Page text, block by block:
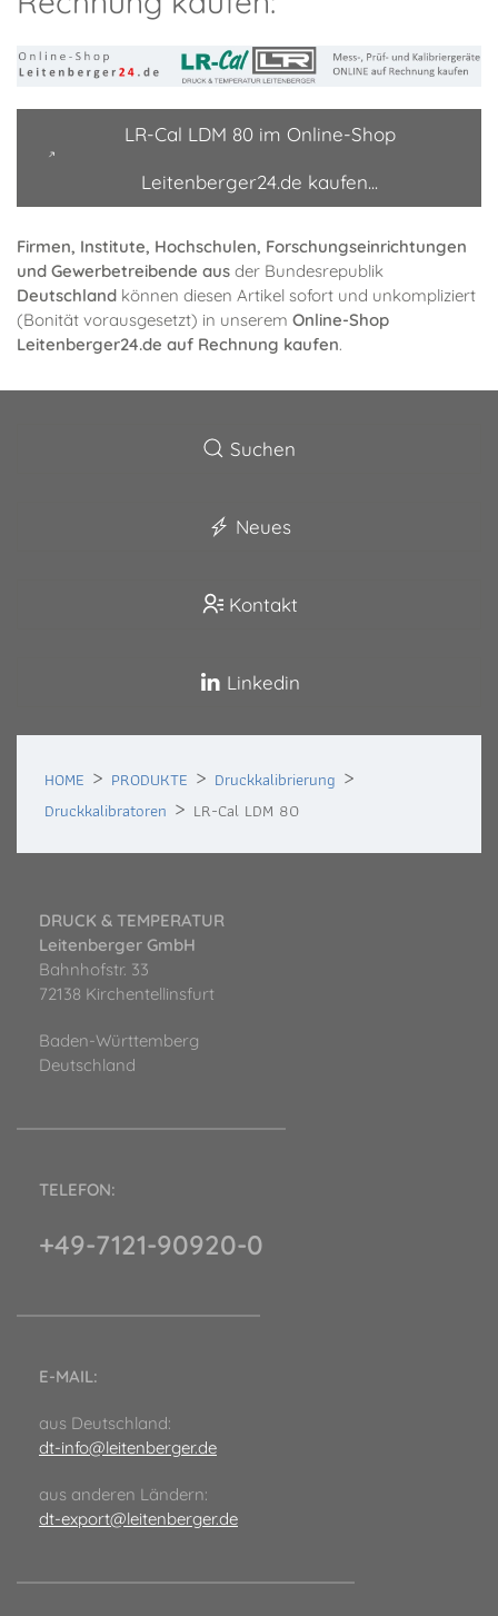
LR-Cal LDM 80 im Online-Shop
Leitenberger24.de kaufen...
Firmen, Institute, Hochschulen, Forschungseinrichtungen
und Gewerbe­treibende aus der Bundesrepublik
Deutschland können diesen Artikel sofort und unkompliziert
(Bonität vorausgesetzt) in unserem Online-Shop
Leitenberger24.de auf Rechnung kaufen.
Suchen
Neues
Kontakt
Linkedin
HOME PRODUKTE
Druckkalibrierung
Druckkalibratoren
LR-Cal LDM 80
DRUCK & TEMPERATUR
Leitenberger GmbH
Bahnhofstr. 33
72138 Kirchentellinsfurt
Baden-Württemberg
Deutschland
TELEFON:
+49-7121-90920-0
E-MAIL:
aus Deutschland:
dt-info@leitenberger.de
aus anderen Ländern:
dt-export@leitenberger.de